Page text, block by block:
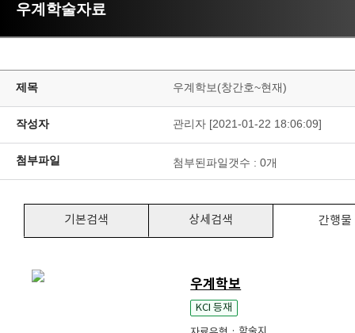
우계학술자료
제목 우계학보(창간호~현재)
작성자 관리자 [2021-01-22 18:06:09]
첨부파일 첨부된파일갯수 : 0개